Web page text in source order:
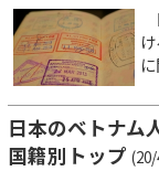
日本のベトナム
国籍別トップ